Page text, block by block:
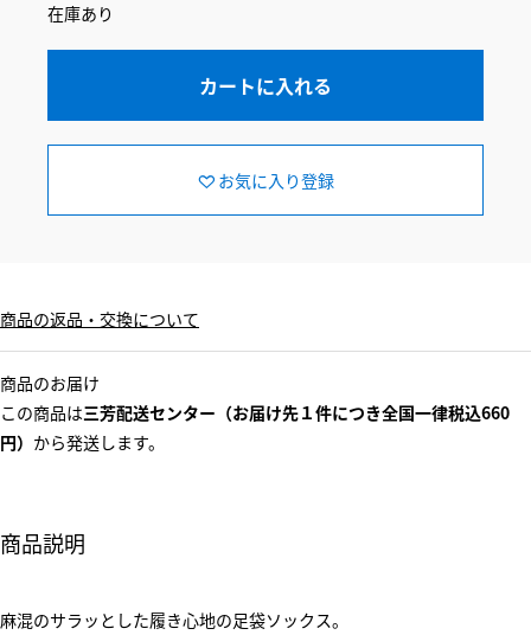
在庫あり
カートに入れる
お気に入り登録
商品の返品・交換について
商品のお届け
この商品は三芳配送センター（お届け先１件につき全国一律税込660
円） から発送します。
商品説明
麻混のサラッとした履き心地の足袋ソックス。